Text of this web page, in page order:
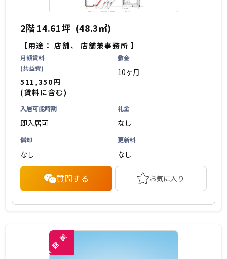
2階14.61坪 (48.3㎡)
【用途：店舗、 店舗兼事務所 】
月額賃料
(共益費)
511,350円
(賃料に含む)
敷金
10ヶ月
入居可能時期
即入居可
礼金
なし
償却
なし
更新料
なし
質問する お気に入り
未
閲
覧